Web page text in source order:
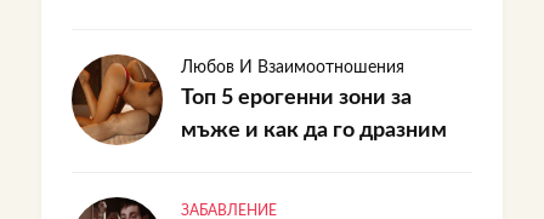
Любов И Взаимоотношения
Топ 5 ерогенни зони за
мъже и как да го дразним
ЗАБАВЛЕНИЕ